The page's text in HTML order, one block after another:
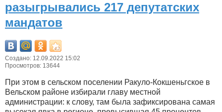
разыгрывались 217 депутатских
мандатов
Создано: 12.09.2022 15:02
Просмотров: 13644
При этом в сельском поселении Ракуло-Кокшеньгское в
Вельском районе избирали главу местной
администрации: к слову, там была зафиксирована самая